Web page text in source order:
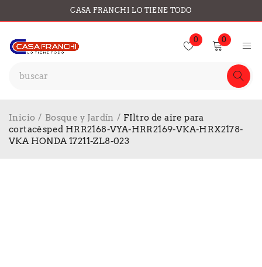
CASA FRANCHI LO TIENE TODO
0 0
Inicio / Bosque y Jardín / FIltro de aire para
cortacésped HRR2168-VYA-HRR2169-VKA-HRX2178-
VKA HONDA 17211-ZL8-023